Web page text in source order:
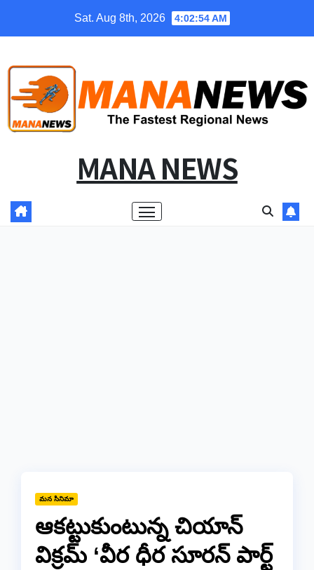
Sat. Aug 8th, 2026 4:02:54 AM
MANA NEWS
మన సినిమా
ఆక‌ట్టుకుంటున్న చియాన్
విక్ర‌మ్ ‘వీర ధీర సూర‌న్ పార్ట్